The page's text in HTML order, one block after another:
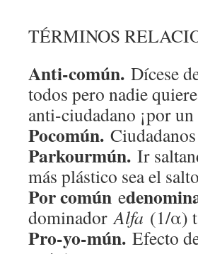
TÉRMINOS
Anti-común. Dícese
todos pero nadie
anti-ciudadano ¡por
Pocomún.
Parkourmún. Ir
más plástico sea el
Por común e
dominadorAlfa (1/α)
Pro-yo-mún. Efecto